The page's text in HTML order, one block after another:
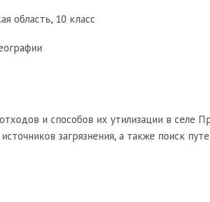
область, 10 класс
и способов их утилизации в селе
загрязнения, а также поиск